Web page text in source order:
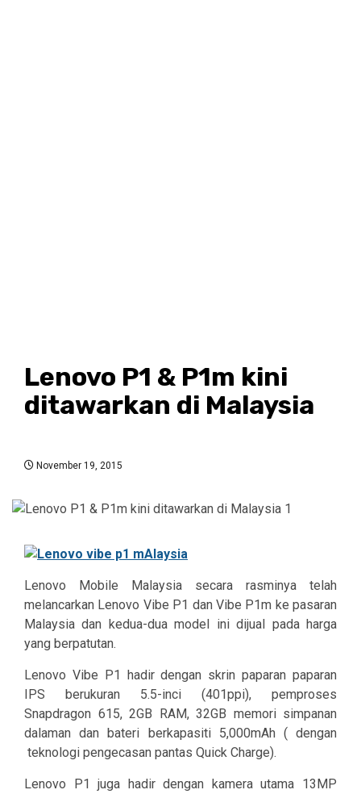
Lenovo P1 & P1m kini
ditawarkan di Malaysia
November 19, 2015
Lenovo Mobile Malaysia secara rasminya telah
melancarkan Lenovo Vibe P1 dan Vibe P1m ke pasaran
Malaysia dan kedua-dua model ini dijual pada harga
yang berpatutan.
Lenovo Vibe P1 hadir dengan skrin paparan paparan
IPS berukuran 5.5-inci (401ppi), pemproses
Snapdragon 615, 2GB RAM, 32GB memori simpanan
dalaman dan bateri berkapasiti 5,000mAh ( dengan
teknologi pengecasan pantas Quick Charge).
Lenovo P1 juga hadir dengan kamera utama 13MP